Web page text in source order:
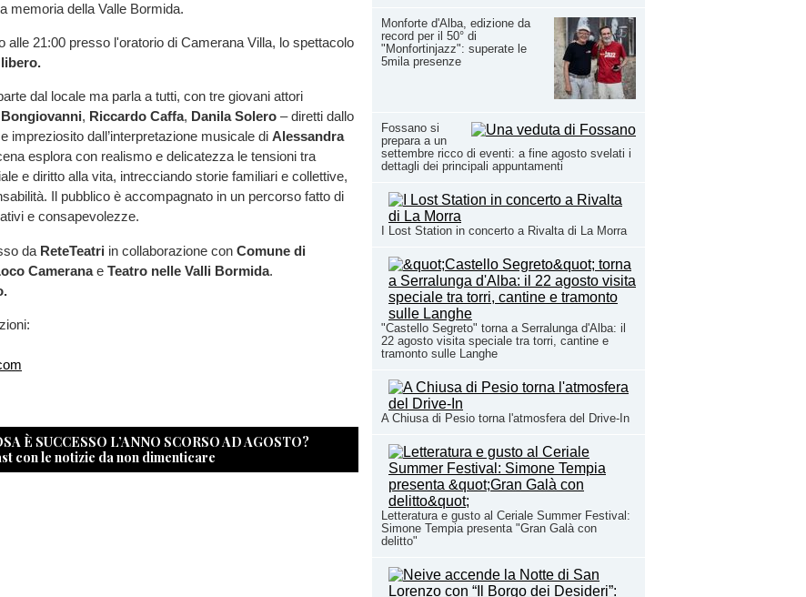
Monforte d'Alba, edizione da
record per il 50° di
"Monfortinjazz": superate le
5mila presenze
Fossano si
prepara a un
settembre ricco di eventi: a fine agosto svelati i
dettagli dei principali appuntamenti
I Lost Station in concerto a Rivalta di La Morra
"Castello Segreto" torna a Serralunga d'Alba: il
22 agosto visita speciale tra torri, cantine e
tramonto sulle Langhe
A Chiusa di Pesio torna l'atmosfera del Drive-In
Letteratura e gusto al Ceriale Summer Festival:
Simone Tempia presenta "Gran Galà con
delitto"
memoria della Valle Bormida.
alle 21:00 presso l'oratorio di Camerana Villa, lo spettacolo
dal locale ma parla a tutti, con tre giovani attori
, Riccardo Caffa, Danila Solero – diretti dallo
impreziosito dall’interpretazione musicale di Alessandra
esplora con realismo e delicatezza le tensioni tra
e diritto alla vita, intrecciando storie familiari e collettive,
Il pubblico è accompagnato in un percorso fatto di
e consapevolezze.
da ReteTeatri in collaborazione con Comune di
Cameranae Teatro nelle Valli Bormida.
È SUCCESSO L’ANNO SCORSO AD AGOSTO?
con le notizie da non dimenticare